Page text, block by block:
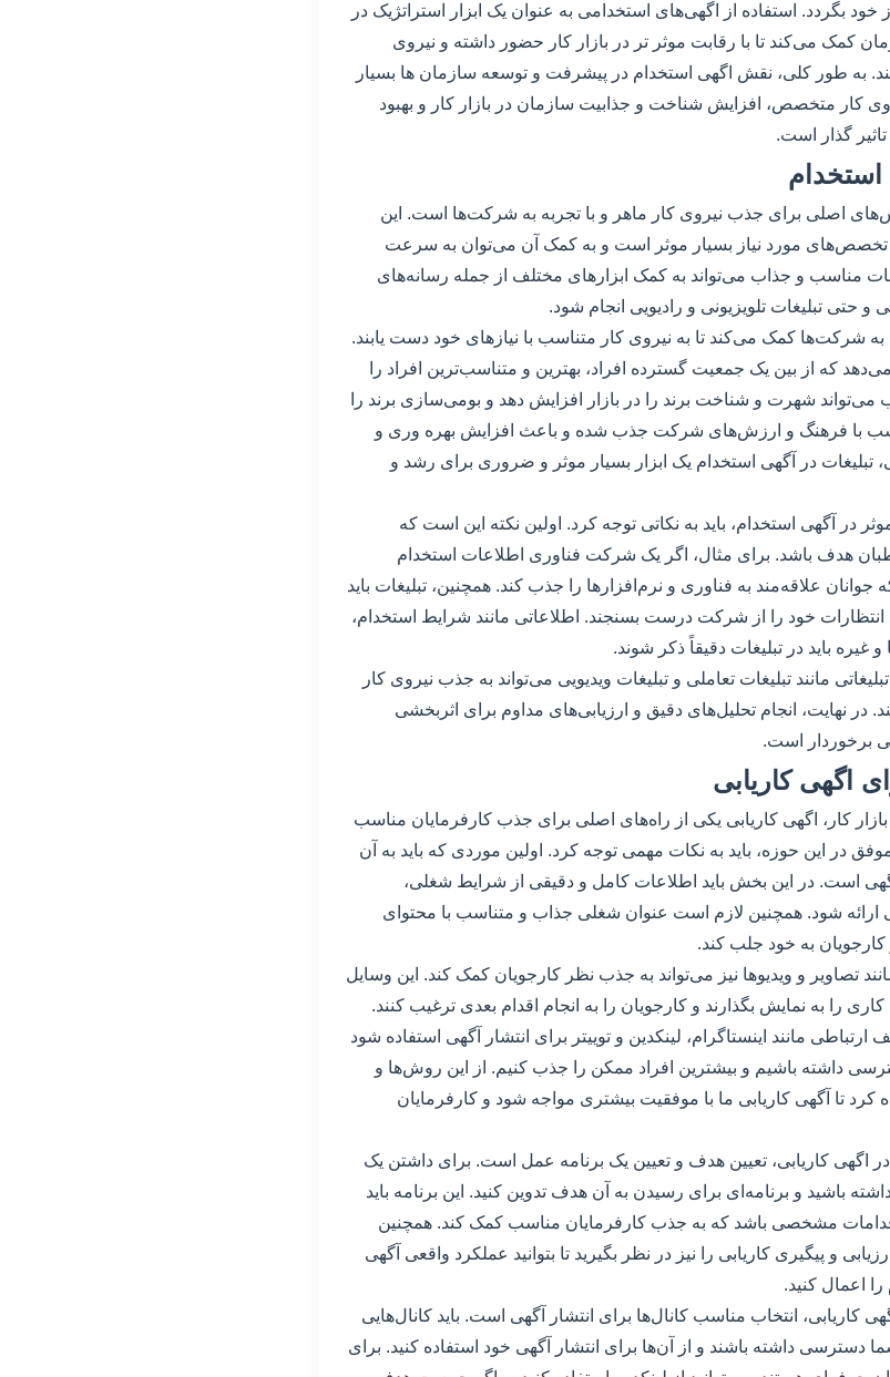
خود بگردد. استفاده از اگهی‌های استخدامی به عنوان یک ابزار استراتژیک در
کمک می‌کند تا با رقابت موثر تر در بازار کار حضور داشته و نیروی
کند. به طور کلی، نقش اگهی استخدام در پیشرفت و توسعه سازمان ها بسیار
کار متخصص، افزایش شناخت و جذابیت سازمان در بازار کار و بهبود
گذار است.
استخدام
اصلی برای جذب نیروی کار ماهر و با تجربه به شرکت‌ها است. این
و تخصص‌های مورد نیاز بسیار موثر است و به کمک آن می‌توان به سرعت
مناسب و جذاب می‌تواند به کمک ابزارهای مختلف از جمله رسانه‌های
و حتی تبلیغات تلویزیونی و رادیویی انجام شود.
به شرکت‌ها کمک می‌کند تا به نیروی کار متناسب با نیازهای خود دست یابند.
که از بین یک جمعیت گسترده افراد، بهترین و متناسب‌ترین افراد را
می‌تواند شهرت و شناخت برند را در بازار افزایش دهد و بومی‌سازی برند را
با فرهنگ و ارزش‌های شرکت جذب شده و باعث افزایش بهره وری و
در آگهی استخدام یک ابزار بسیار موثر و ضروری برای رشد و
در آگهی استخدام، باید به نکاتی توجه کرد. اولین نکته این است که
هدف باشد. برای مثال، اگر یک شرکت فناوری اطلاعات استخدام
جوانان علاقه‌مند به فناوری و نرم‌افزارها را جذب کند. همچنین، تبلیغات باید
انتظارات خود را از شرکت درست بسنجند. اطلاعاتی مانند شرایط استخدام،
باید در تبلیغات دقیقاً ذکر شوند.
مانند تبلیغات تعاملی و تبلیغات ویدیویی می‌تواند به جذب نیروی کار
در نهایت، انجام تحلیل‌های دقیق و ارزیابی‌های مداوم برای اثربخشی
برخوردار است.
اگهی کاریابی
کار، اگهی کاریابی یکی از راه‌های اصلی برای جذب کارفرمایان مناسب
در این حوزه، باید به نکات مهمی توجه کرد. اولین موردی که باید به آن
است. در این بخش باید اطلاعات کامل و دقیقی از شرایط شغلی،
ارائه شود. همچنین لازم است عنوان شغلی جذاب و متناسب با محتوای
کارجویان به خود جلب کند.
تصاویر و ویدیوها نیز می‌تواند به جذب نظر کارجویان کمک کند. این وسایل
را به نمایش بگذارند و کارجویان را به انجام اقدام بعدی ترغیب کنند.
مانند اینستاگرام، لینکدین و توییتر برای انتشار آگهی استفاده شود
داشته باشیم و بیشترین افراد ممکن را جذب کنیم. از این روش‌ها و
کرد تا آگهی کاریابی ما با موفقیت بیشتری مواجه شود و کارفرمایان
اگهی کاریابی، تعیین هدف و تعیین یک برنامه عمل است. برای داشتن یک
باشید و برنامه‌ای برای رسیدن به آن هدف تدوین کنید. این برنامه باید
اقدامات مشخصی باشد که به جذب کارفرمایان مناسب کمک کند. همچنین
و پیگیری کاریابی را نیز در نظر بگیرید تا بتوانید عملکرد واقعی آگهی
را اعمال کنید.
کاریابی، انتخاب مناسب کانال‌ها برای انتشار آگهی است. باید کانال‌هایی
دسترسی داشته باشند و از آن‌ها برای انتشار آگهی خود استفاده کنید. برای